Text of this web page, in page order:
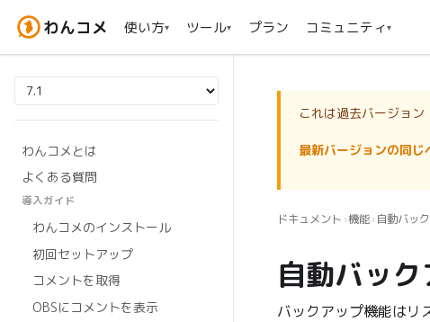
わんコメ 使い方▾ ツール▾ プラン コミュニティ▾
わんコメとは
よくある質問
導入ガイド
わんコメのインストール
初回セットアップ
コメントを取得
OBSにコメントを表示
これは過去バージョン
最新バージョンの同じ
ドキュメント ›機能 › 自動バッ
自動バッ
バックアップ機能はリ